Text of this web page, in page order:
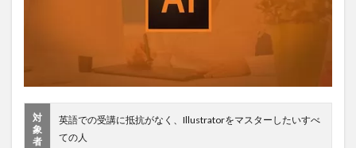
対
象
者
英語での受講に抵抗がなく、Illustratorをマスターしたいすべ
ての人